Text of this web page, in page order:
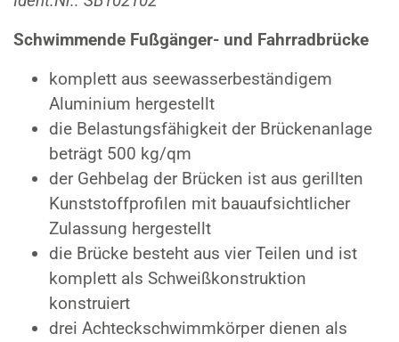
Schwimmende Fußgänger- und Fahrradbrücke
komplett aus seewasserbeständigem
Aluminium hergestellt
die Belastungsfähigkeit der Brückenanlage
beträgt 500 kg/qm
der Gehbelag der Brücken ist aus gerillten
Kunststoffprofilen mit bauaufsichtlicher
Zulassung hergestellt
die Brücke besteht aus vier Teilen und ist
komplett als Schweißkonstruktion
konstruiert
drei Achteckschwimmkörper dienen als